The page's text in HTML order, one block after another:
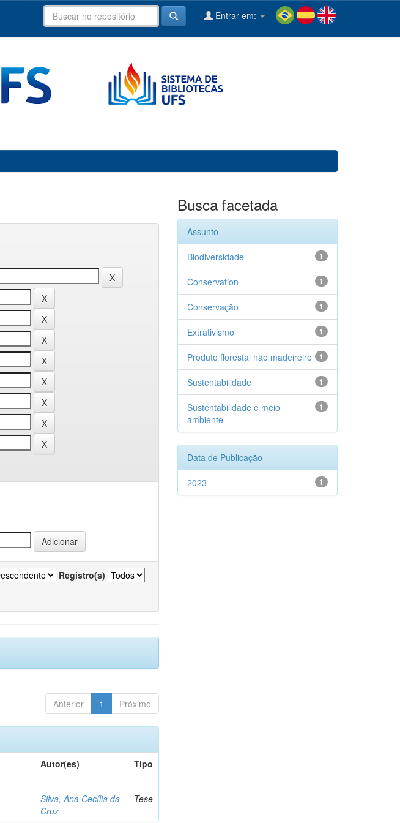
Entrar em:
Registro(s)
Anterior 1 Próximo
Autor(es) Tipo
Silva, Ana Cecília da
Cruz
Tese
Busca facetada
Assunto
1
Biodiversidade
1
Conservation
1
Conservação
1
Extrativismo
1
Produto florestal não madeireiro
1
Sustentabilidade
1
Sustentabilidade e meio
ambiente
Data de Publicação
1
2023